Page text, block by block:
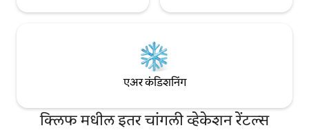
एअर कंडिशनिंग
क्लिफ मधील इतर चांगली व्हेकेशन रेंटल्स